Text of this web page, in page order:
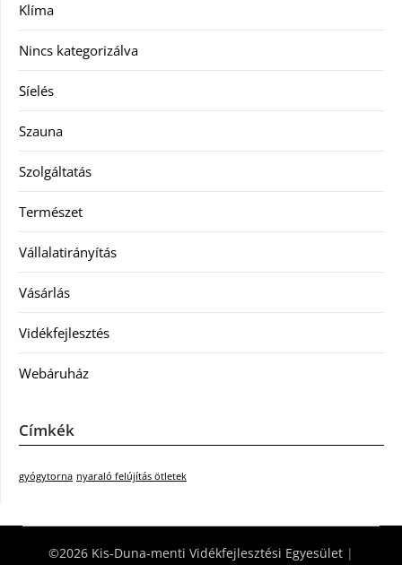
Klíma
Nincs kategorizálva
Síelés
Szauna
Szolgáltatás
Természet
Vállalatirányítás
Vásárlás
Vidékfejlesztés
Webáruház
Címkék
gyógytorna nyaraló felújítás ötletek
©2026 Kis-Duna-menti Vidékfejlesztési Egyesület |